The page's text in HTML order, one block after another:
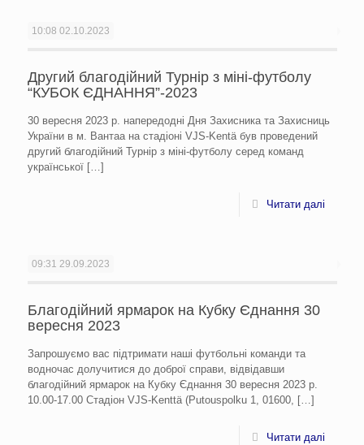
10:08 02.10.2023
Другий благодійний Турнір з міні-футболу
“КУБОК ЄДНАННЯ”-2023
30 вересня 2023 р. напередодні Дня Захисника та Захисниць
України в м. Вантаа на стадіоні VJS-Kentä був проведений
другий благодійний Турнір з міні-футболу серед команд
української[…]
Читати далі
09:31 29.09.2023
Благодійний ярмарок на Кубку Єднання 30
вересня 2023
Запрошуємо вас підтримати наші футбольні команди та
водночас долучитися до доброї справи, відвідавши
благодійний ярмарок на Кубку Єднання 30 вересня 2023 р.
10.00-17.00 Стадіон VJS-Kenttä (Putouspolku 1, 01600, […]
Читати далі